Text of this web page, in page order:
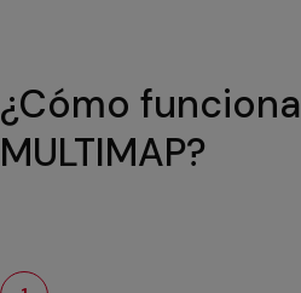
¿Cómo funciona
MULTIMAP?